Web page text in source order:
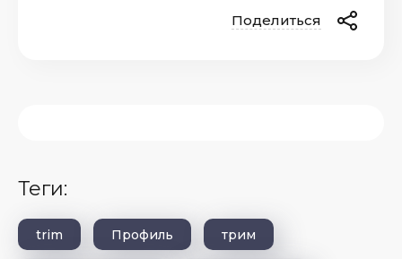
Поделиться
теги:
trim Профиль трим